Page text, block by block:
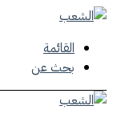
القائمة
بحث عن